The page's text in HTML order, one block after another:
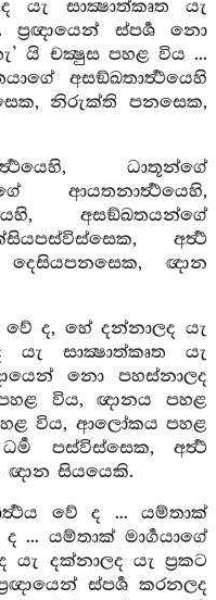
යැ සාක්‍ෂාත්කෘත යැ
ප්‍රඥායෙන් ස්පර්‍ශ නො
යි චක්‍ෂුස පහළ විය ...
අසඞ්ඛතාර්‍ත්‍ථයෙහි
නිරුක්ති පනසෙක,
ධාතූන්ගේ
ආයතනාර්‍ත්‍ථයෙහි,
අසඞ්ඛතයන්ගේ
අර්‍ත්‍ථ
ඥාන
වේ ද, හේ දන්නාලද යැ
සාක්‍ෂාත්කෘත යැ
නො පහස්නාලද
පහළ විය, ඥානය පහළ
පහළ විය, ආලෝකය පහළ
ධර්‍ම පස්විස්සෙක, අර්‍ත්‍ථ
සියයෙකි.
වේ ද ... යම්තාක්
... යම්තාක් මාර්‍ගයාගේ
යැ දක්නාලද යැ ප්‍රකට
ස්පර්‍ශ කරනලද